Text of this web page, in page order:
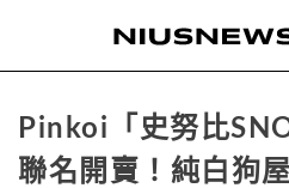
Pinkoi「史努比
聯名開賣！純白狗